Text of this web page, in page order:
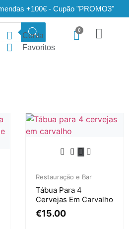
+100€ - Cupão "PROMO3"
Conta
Favoritos
Restauração e Bar
Tábua Para 4
Cervejas Em Carvalho
€15.00